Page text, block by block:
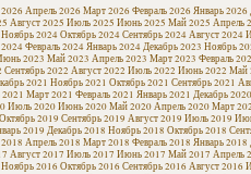
Апрель 2026 Март 2026 Февраль 2026 Январь 2026
Август 2025 Июль 2025 Июнь 2025 Май 2025 Апрель
Ноябрь 2024Октябрь 2024Сентябрь 2024Август 2024
Февраль 2024Январь 2024Декабрь 2023 Ноябрь
2023 Май 2023 Апрель 2023 Март 2023 Февраль
Сентябрь 2022 Август 2022 Июль 2022 Июнь 2022 Май
2021 Ноябрь 2021 Октябрь 2021 Сентябрь 2021
Март 2021 Февраль 2021 Январь 2021 Декабрь 2020
Июль 2020Июнь 2020Май 2020Апрель 2020Март
Октябрь 2019 Сентябрь 2019 Август 2019 Июль 2019
2019 Декабрь 2018 Ноябрь 2018 Октябрь 2018
Апрель 2018 Март 2018 Февраль 2018 Январь 2018
Август 2017 Июль 2017 Июнь 2017 Май 2017 Апрель
Ноябрь 2016 Октябрь 2016 Сентябрь 2016 Август 2016